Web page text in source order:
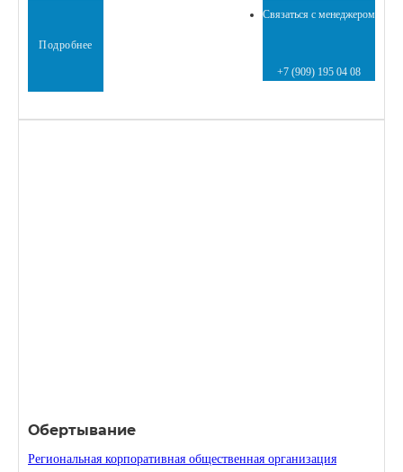
Подробнее
Связаться с менеджером
+7 (909) 195 04 08
Обертывание
Региональная корпоративная общественная организация